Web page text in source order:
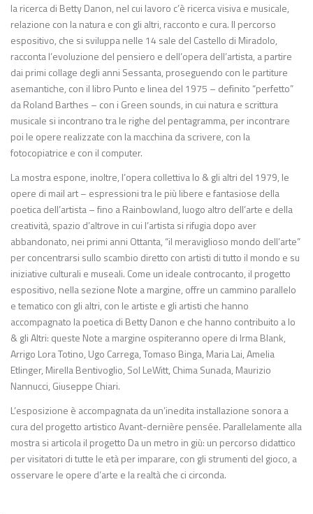
la ricerca di Betty Danon, nel cui lavoro c’è ricerca visiva e musicale,
relazione con la natura e con gli altri, racconto e cura. Il percorso
espositivo, che si sviluppa nelle 14 sale del Castello di Miradolo,
racconta l’evoluzione del pensiero e dell’opera dell’artista, a partire
dai primi collage degli anni Sessanta, proseguendo con le partiture
asemantiche, con il libro Punto e linea del 1975 – definito “perfetto”
da Roland Barthes – con i Green sounds, in cui natura e scrittura
musicale si incontrano tra le righe del pentagramma, per incontrare
poi le opere realizzate con la macchina da scrivere, con la
fotocopiatrice e con il computer.
La mostra espone, inoltre, l’opera collettiva Io & gli altri del 1979, le
opere di mail art – espressioni tra le più libere e fantasiose della
poetica dell’artista – fino a Rainbowland, luogo altro dell’arte e della
creatività, spazio d’altrove in cui l’artista si rifugia dopo aver
abbandonato, nei primi anni Ottanta, “il meraviglioso mondo dell’arte”
per concentrarsi sullo scambio diretto con artisti di tutto il mondo e su
iniziative culturali e museali. Come un ideale controcanto, il progetto
espositivo, nella sezione Note a margine, offre un cammino parallelo
e tematico con gli altri, con le artiste e gli artisti che hanno
accompagnato la poetica di Betty Danon e che hanno contribuito a Io
& gli Altri: queste Note a margine ospiteranno opere di Irma Blank,
Arrigo Lora Totino, Ugo Carrega, Tomaso Binga, Maria Lai, Amelia
Etlinger, Mirella Bentivoglio, Sol LeWitt, Chima Sunada, Maurizio
Nannucci, Giuseppe Chiari.
L’esposizione è accompagnata da un’inedita installazione sonora a
cura del progetto artistico Avant-dernière pensée. Parallelamente alla
mostra si articola il progetto Da un metro in giù: un percorso didattico
per visitatori di tutte le età per imparare, con gli strumenti del gioco, a
osservare le opere d’arte e la realtà che ci circonda.